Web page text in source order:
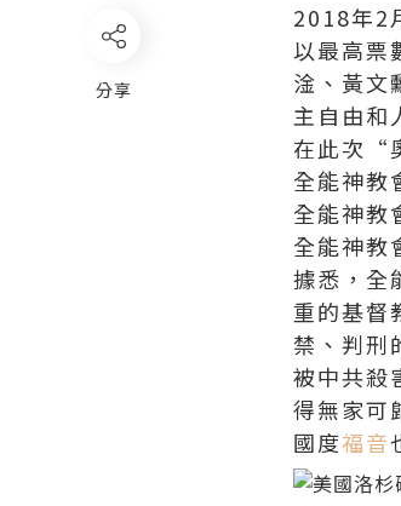
2018年2
以最高票
淦、黃文
主自由和
在此次“
全能神教
全能神教
全能神教
據悉，全
重的基督
禁、判刑
被中共殺
得無家可
國度福音
分享